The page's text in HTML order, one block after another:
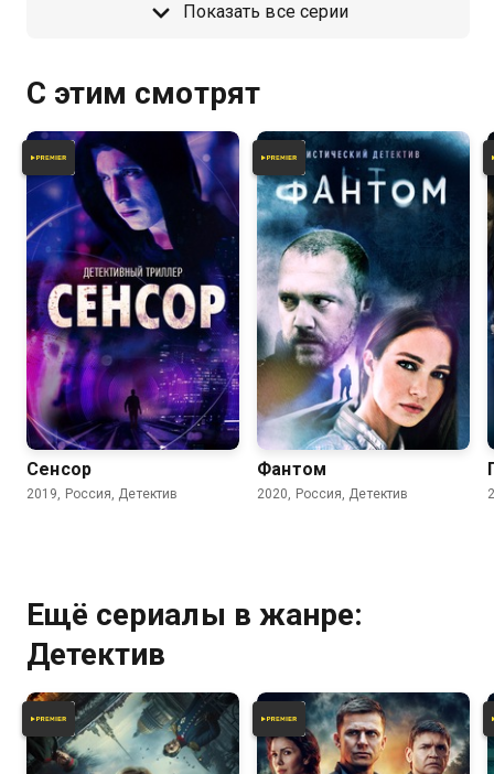
Показать все серии
С этим смотрят
5.9
Сенсор
2019, Россия, Детектив
7.2
Фантом
2020, Россия, Детектив
Ещё сериалы в жанре:
Детектив